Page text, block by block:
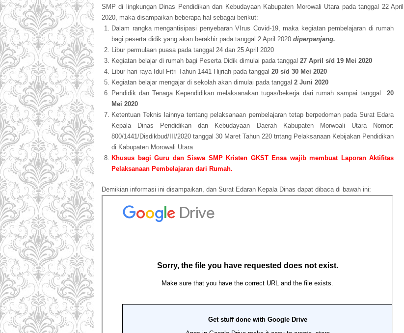
SMP di lingkungan Dinas Pendidikan dan Kebudayaan Kabupaten Morowali Utara pada tanggal 22 April
2020, maka disampaikan beberapa hal sebagai berikut:
Dalam rangka mengantisipasi penyebaran VIrus Covid-19, maka kegiatan pembelajaran di rumah
bagi peserta didik yang akan berakhir pada tanggal 2 April 2020 diperpanjang.
Libur permulaan puasa pada tanggal 24 dan 25 April 2020
Kegiatan belajar di rumah bagi Peserta Didik dimulai pada tanggal 27 April s/d 19 Mei 2020
Libur hari raya Idul Fitri Tahun 1441 Hijriah pada tanggal 20 s/d 30 Mei 2020
Kegiatan belajar mengajar di sekolah akan dimulai pada tanggal 2 Juni 2020
Pendidik dan Tenaga Kependidikan melaksanakan tugas/bekerja dari rumah sampai tanggal 20
Mei 2020
Ketentuan Teknis lainnya tentang pelaksanaan pembelajaran tetap berpedoman pada Surat Edara
Kepala Dinas Pendidikan dan Kebudayaan Daerah Kabupaten Morwoali Utara Nomor:
800/1441/Disdikbud/III/2020 tanggal 30 Maret Tahun 220 tntang Pelaksanaan Kebijakan Pendidikan
di Kabupaten Morowali Utara
Khusus bagi Guru dan Siswa SMP Kristen GKST Ensa wajib membuat Laporan Aktifitas
Pelaksanaan Pembelajaran dari Rumah.
Demikian informasi ini disampaikan, dan Surat Edaran Kepala Dinas dapat dibaca di bawah ini: